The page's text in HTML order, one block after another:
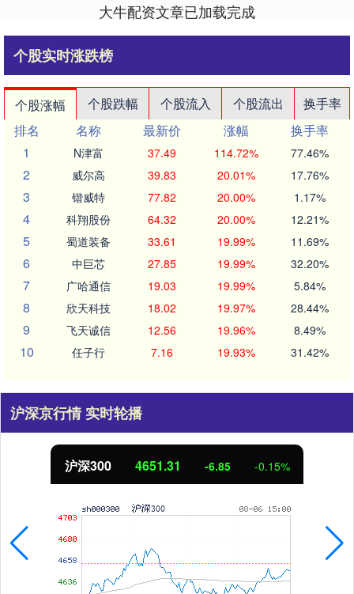
大牛配资文章已加载完成
个股实时涨跌榜
个股涨幅 个股跌幅 个股流入 个股流出
换手率
排名
名称 最新价 涨幅
换手率
1
N津富 37.49 114.72% 77.46%
2 威尔高 39.83 20.01% 17.76%
3 锴威特 77.82 20.00% 1.17%
4 科翔股份 64.32 20.00% 12.21%
5 蜀道装备 33.61 19.99% 11.69%
6 中巨芯 27.85 19.99% 32.20%
7 广哈通信 19.03 19.99% 5.84%
8 欣天科技 18.02 19.97% 28.44%
9 飞天诚信 12.56 19.96% 8.49%
10 任子行 7.16 19.93% 31.42%
沪深京行情 实时轮播
沪深300 4651.31 -6.85 -0.15%